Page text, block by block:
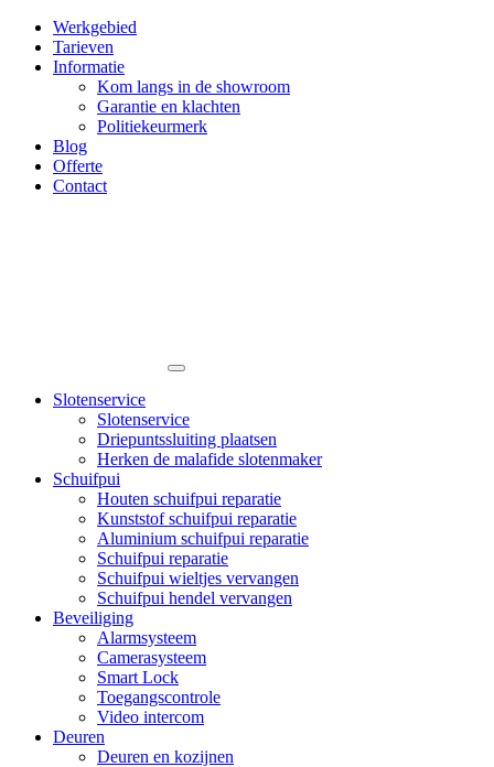
Werkgebied
Tarieven
Informatie
Kom langs in de showroom
Garantie en klachten
Politiekeurmerk
Blog
Offerte
Contact
Slotenservice
Slotenservice
Driepuntssluiting plaatsen
Herken de malafide slotenmaker
Schuifpui
Houten schuifpui reparatie
Kunststof schuifpui reparatie
Aluminium schuifpui reparatie
Schuifpui reparatie
Schuifpui wieltjes vervangen
Schuifpui hendel vervangen
Beveiliging
Alarmsysteem
Camerasysteem
Smart Lock
Toegangscontrole
Video intercom
Deuren
Deuren en kozijnen